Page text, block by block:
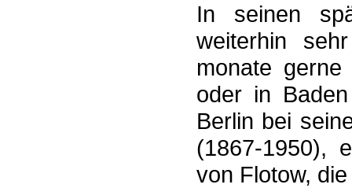
In seinen
weiterhin
monate
oder in
Berlin bei
(1867-1950),
von Flotow,